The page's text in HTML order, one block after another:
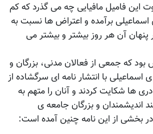
این فامیل مافیایی چه می گذرد که کم
برآمده و اعتراض ها نسبت به
پنهان آن هر روز بیشتر و بیشتر می
که جمعی از فعالان مدنی، بزرگان و
با انتشار نامه ای سرگشاده از
ها شکایت کردند و آنان را متهم به
اندیشمندان و بزرگان جامعه ی
بخشی از این نامه چنین آمده است: